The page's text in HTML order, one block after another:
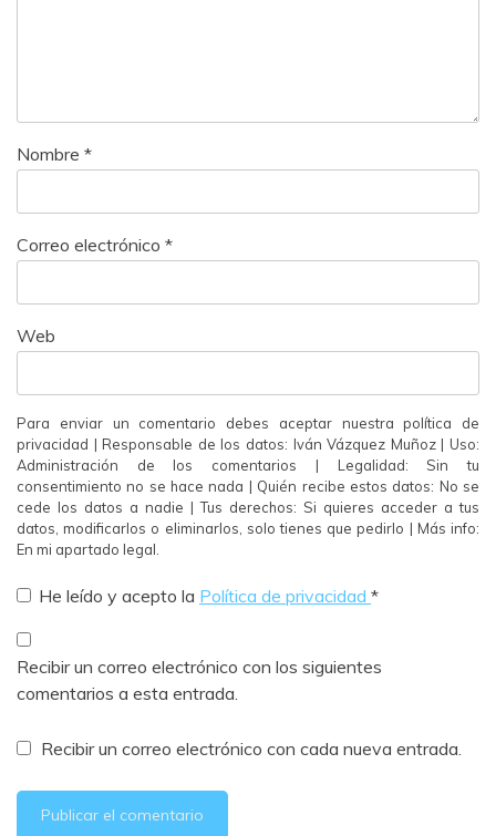
Nombre *
Correo electrónico *
Web
Para enviar un comentario debes aceptar nuestra política de
privacidad | Responsable de los datos: Iván Vázquez Muñoz | Uso:
Administración de los comentarios | Legalidad: Sin tu
consentimiento no se hace nada | Quién recibe estos datos: No se
cede los datos a nadie | Tus derechos: Si quieres acceder a tus
datos, modificarlos o eliminarlos, solo tienes que pedirlo | Más info:
En mi apartado legal.
He leído y acepto la Política de privacidad *
Recibir un correo electrónico con los siguientes
comentarios a esta entrada.
Recibir un correo electrónico con cada nueva entrada.